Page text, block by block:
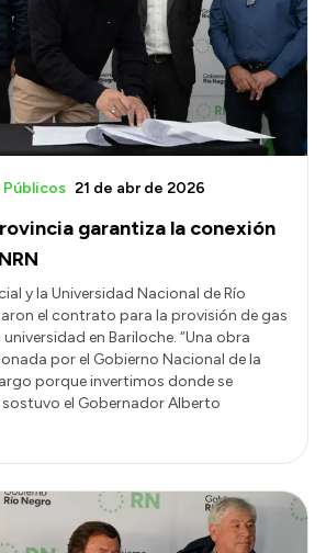
garantiza la conexión
21 de abr de 2026
y la Universidad Nacional de Río
el contrato para la provisión de gas
en Bariloche. “Una obra
por el Gobierno Nacional de la
porque invertimos donde se
el Gobernador Alberto